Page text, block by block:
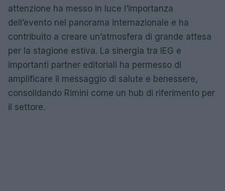
attenzione ha messo in luce l’importanza
dell’evento nel panorama internazionale e ha
contribuito a creare un’atmosfera di grande attesa
per la stagione estiva. La sinergia tra IEG e
importanti partner editoriali ha permesso di
amplificare il messaggio di salute e benessere,
consolidando Rimini come un hub di riferimento per
il settore.